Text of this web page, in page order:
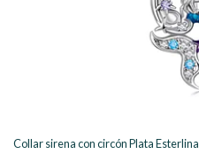
Collar sirena con circón Plata Esterlina